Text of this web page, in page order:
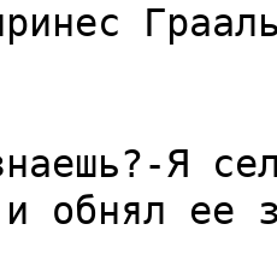
и обнял ее